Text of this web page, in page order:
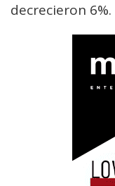
decrecieron 6%.